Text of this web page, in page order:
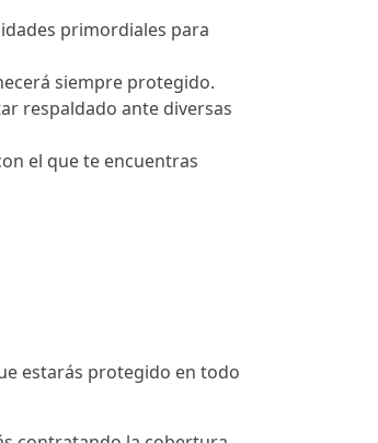
primordiales para
siempre protegido.
respaldado ante diversas
el que te encuentras
estarás protegido en todo